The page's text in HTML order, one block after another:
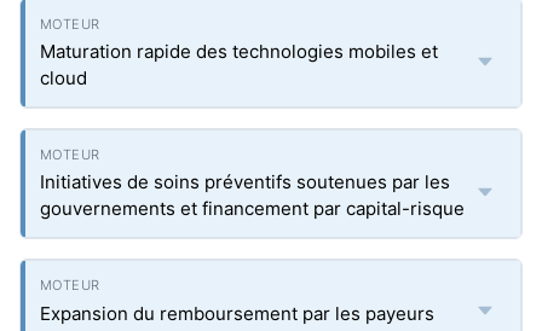
Maturation rapide des technologies mobiles et
cloud
Initiatives de soins préventifs soutenues par les
gouvernements et financement par capital-risque
Expansion du remboursement par les payeurs